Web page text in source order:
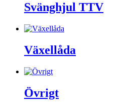
Svänghjul TTV
Växellåda
Övrigt